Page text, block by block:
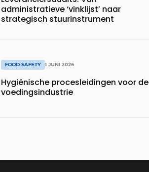
administratieve ‘vinklijst’ naar
strategisch stuurinstrument
FOOD SAFETY 1 JUNI 2026
Hygiënische procesleidingen voor de
voedingsindustrie